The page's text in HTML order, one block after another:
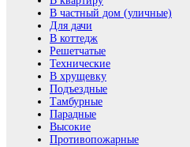
В частный дом (уличные)
Для дачи
В коттедж
Решетчатые
Технические
В хрущевку
Подъездные
Тамбурные
Парадные
Высокие
Противопожарные